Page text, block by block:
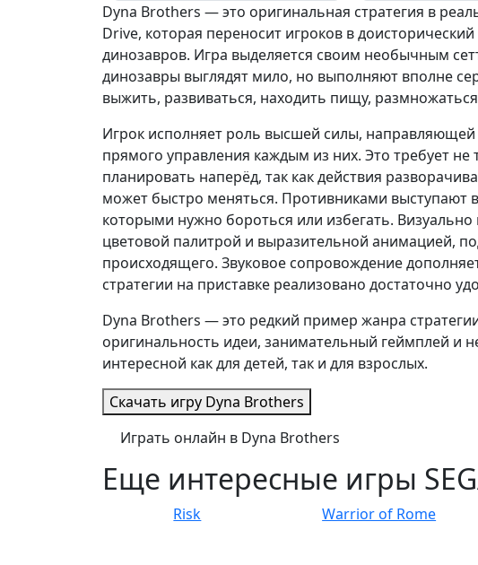
Dyna Brothers — это оригинальная стратегия в
Drive, которая переносит игроков в
динозавров. Игра выделяется своим необычным
динозавры выглядят мило, но выполняют вполне
выжить, развиваться, находить пищу,
Игрок исполняет роль высшей силы,
прямого управления каждым из них. Это требует
планировать наперёд, так как действия
может быстро меняться. Противниками выступают
которыми нужно бороться или избегать.
цветовой палитрой и выразительной анимацией,
происходящего. Звуковое сопровождение
стратегии на приставке реализовано достаточно
Dyna Brothers — это редкий пример жанра
оригинальность идеи, занимательный геймплей и
интересной как для детей, так и для взрослых.
Скачать игру Dyna Brothers
Играть онлайн в Dyna Brothers
Еще интересные игры
Risk Warrior of Rome